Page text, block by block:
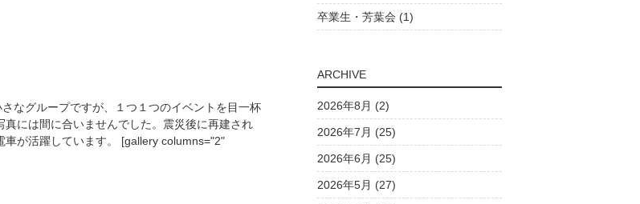
なグループですが、１つ１つのイベントを目一杯
には間に合いませんでした。震災後に再建され
が活躍しています。 [gallery columns="2"
。みんな本当に上達が早く、インストラクター
卒業生・芳葉会 (1)
ARCHIVE
2026年8月 (2)
2026年7月 (25)
2026年6月 (25)
2026年5月 (27)